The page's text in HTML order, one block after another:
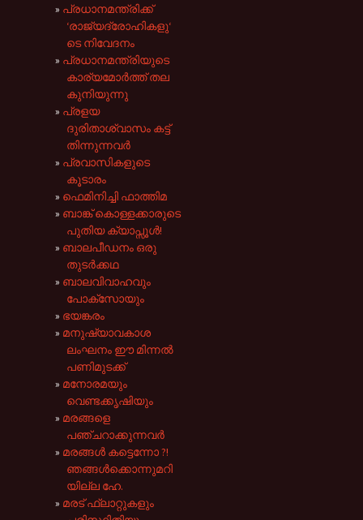
പ്രധാനമന്ത്രിക്ക്
‘രാജ്യദ്രോഹികളു‘
ടെ നിവേദനം
പ്രധാനമന്ത്രിയുടെ
കാര്യമോർത്ത് തല
കുനിയുന്നു
പ്രളയ
ദുരിതാ‍ശ്വാസം കട്ട്
തിന്നുന്നവർ
പ്രവാസികളുടെ
കൂടാരം
ഫെമിനിച്ചി ഫാത്തിമ
ബാങ്ക് കൊള്ളക്കാരുടെ
പുതിയ ക്യാപ്സൂൾ!
ബാലപീഡനം ഒരു
തുടർക്കഥ
ബാലവിവാഹവും
പോക്സോയും
ഭയങ്കരം
മനുഷ്യാവകാശ
ലംഘനം ഈ മിന്നൽ
പണിമുടക്ക്
മനോരമയും
വെണ്ടക്കൃഷിയും
മരങ്ങളെ
പഞ്ചറാക്കുന്നവർ
മരങ്ങൾ കട്ടെന്നോ ?!
ഞങ്ങൾക്കൊന്നുമറി
യില്ല ഹേ.
മരട് ഫ്ലാറ്റുകളും